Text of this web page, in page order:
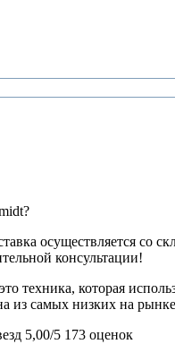
осуществляется со
консультации!
техника, которая
из самых низких на
5,00/5 173 оценок